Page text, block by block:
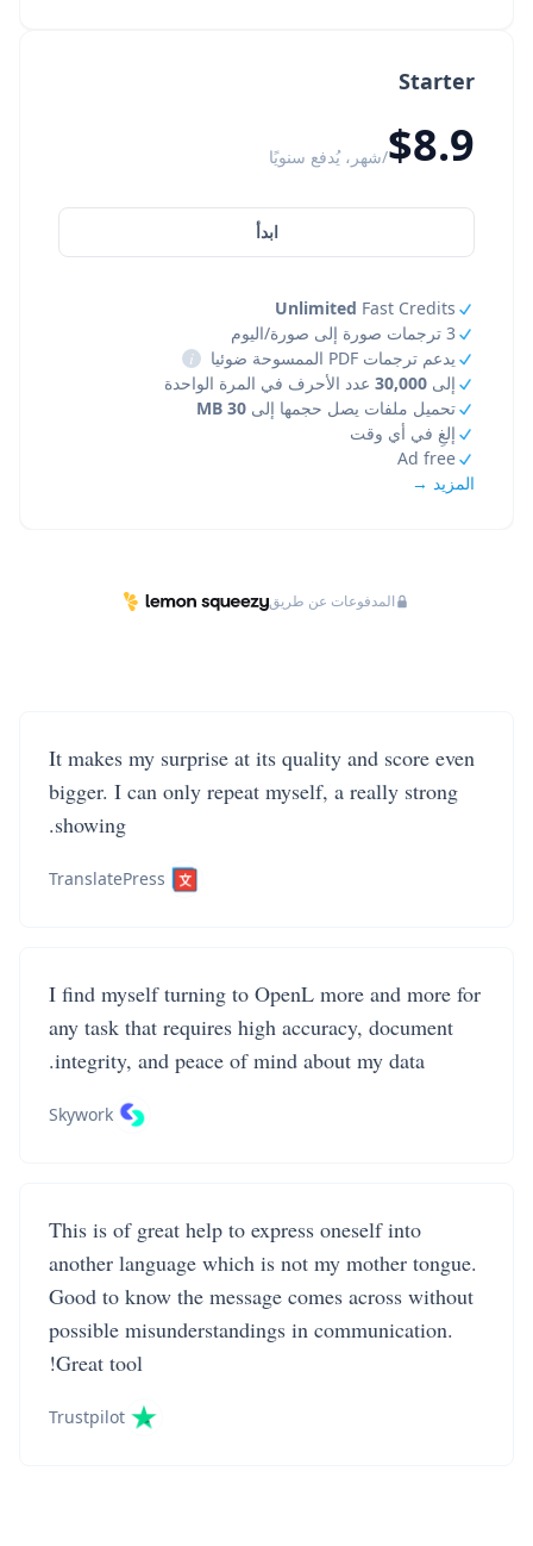
Starter
$8.9/شهر، يُدفع سنويًا
ابدأ
Unlimited Fast Credits
3 ترجمات صورة إلى صورة/اليوم
يدعم ترجمات PDF الممسوحة ضوئيا
i
إلى 30,000 عدد الأحرف في المرة الواحدة
تحميل ملفات يصل حجمها إلى 30 MB
إلغِ في أي وقت
Ad free
المزيد →
المدفوعات عن طريق
It makes my surprise at its quality and score even
bigger. I can only repeat myself, a really strong
showing.
TranslatePress
I find myself turning to OpenL more and more for
any task that requires high accuracy, document
integrity, and peace of mind about my data.
Skywork
This is of great help to express oneself into
another language which is not my mother tongue.
Good to know the message comes across without
possible misunderstandings in communication.
Great tool!
Trustpilot